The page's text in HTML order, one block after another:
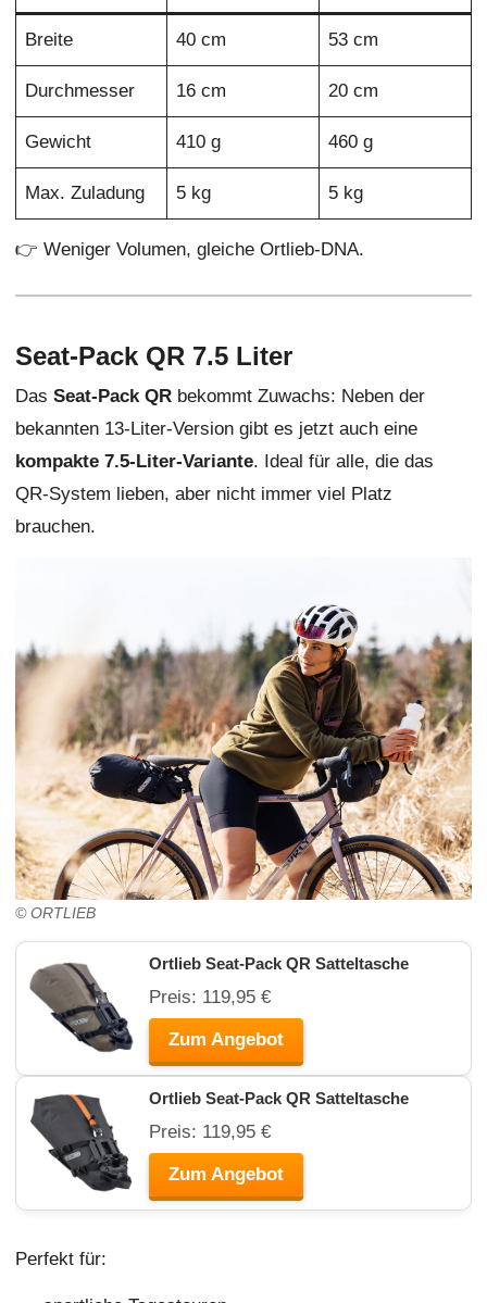
Breite 40 cm 53 cm
Durchmesser 16 cm 20 cm
Gewicht 410 g 460 g
Max. Zuladung 5 kg 5 kg
👉 Weniger Volumen, gleiche Ortlieb-DNA.
Seat-Pack QR 7.5 Liter
Das Seat-Pack QRbekommt Zuwachs: Neben der
bekannten 13-Liter-Version gibt es jetzt auch eine
kompakte 7.5-Liter-Variante. Ideal für alle, die das
QR-System lieben, aber nicht immer viel Platz
brauchen.
© ORTLIEB
Ortlieb Seat-Pack QR Satteltasche
Preis: 119,95 €
Zum Angebot
Ortlieb Seat-Pack QR Satteltasche
Preis: 119,95 €
Zum Angebot
Perfekt für: